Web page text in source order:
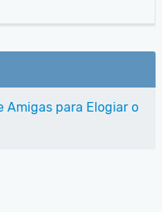
Amigas para Elogiar o